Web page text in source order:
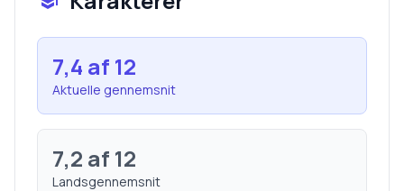
7,4 af 12
Aktuelle gennemsnit
7,2 af 12
Landsgennemsnit